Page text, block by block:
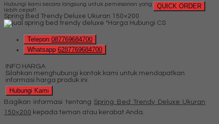
QUICK ORDER
Hubungi kami secara langsung untuk pemesanan yang
lebih cepat!
Spring Bed Trendy Deluxe Ukuran 150×200
*Harga Hubungi CS
Telepon 087769684700
Whatsapp 6287769684700
INFO HARGA
Silahkan menghubungi kontak kami untuk mendapatkan
informasi harga produk ini.
Hubungi Kami
Bagikan informasi tentang Spring Bed Trendy Deluxe Ukuran
150×200 kepada teman atau kerabat Anda.